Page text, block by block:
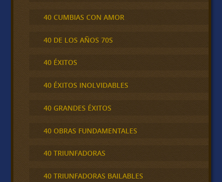
40 CUMBIAS CON AMOR
40 DE LOS AÑOS 70S
40 ÉXITOS
40 ÉXITOS INOLVIDABLES
40 GRANDES ÉXITOS
40 OBRAS FUNDAMENTALES
40 TRIUNFADORAS
40 TRIUNFADORAS BAILABLES